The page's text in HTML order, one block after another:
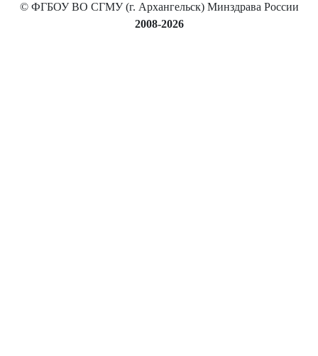
© ФГБОУ ВО СГМУ (г. Архангельск) Минздрава России
2008-2026